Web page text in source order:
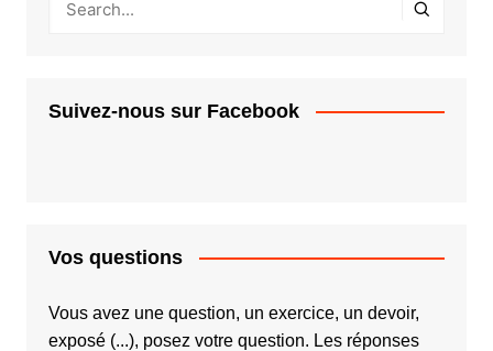
Suivez-nous sur Facebook
Vos questions
Vous avez une question, un exercice, un devoir,
exposé (...), posez votre question. Les réponses